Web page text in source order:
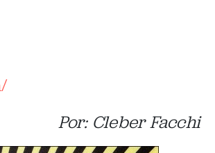
Por: Cleber Facchi